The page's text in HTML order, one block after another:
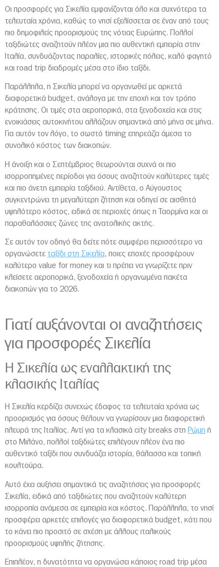
Οι προσφορές για Σικελία εμφανίζονται όλο και συχνότερα τα
τελευταία χρόνια, καθώς το νησί εξελίσσεται σε έναν από τους
πιο δημοφιλείς προορισμούς της νότιας Ευρώπης. Πολλοί
ταξιδιώτες αναζητούν πλέον μια πιο αυθεντική εμπειρία στην
Ιταλία, συνδυάζοντας παραλίες, ιστορικές πόλεις, καλό φαγητό
και road trip διαδρομές μέσα στο ίδιο ταξίδι.
Παράλληλα, η Σικελία μπορεί να οργανωθεί με αρκετά
διαφορετικά budget, ανάλογα με την εποχή και τον τρόπο
κράτησης. Οι τιμές στα αεροπορικά, στα ξενοδοχεία και στις
ενοικιάσεις αυτοκινήτου αλλάζουν σημαντικά από μήνα σε μήνα.
Για αυτόν τον λόγο, το σωστό timing επηρεάζει άμεσα το
συνολικό κόστος των διακοπών.
Η άνοιξη και ο Σεπτέμβριος θεωρούνται συχνά οι πιο
ισορροπημένες περίοδοι για όσους αναζητούν καλύτερες τιμές
και πιο άνετη εμπειρία ταξιδιού. Αντίθετα, ο Αύγουστος
συγκεντρώνει τη μεγαλύτερη ζήτηση και οδηγεί σε αισθητά
υψηλότερο κόστος, ειδικά σε περιοχές όπως η Ταορμίνα και οι
παραθαλάσσιες ζώνες της ανατολικής ακτής.
Σε αυτόν τον οδηγό θα δείτε πότε συμφέρει περισσότερο να
οργανώσετε ταξίδι στη Σικελία, ποιες εποχές προσφέρουν
καλύτερο value for money και τι πρέπει να γνωρίζετε πριν
κλείσετε αεροπορικά, ξενοδοχεία ή οργανωμένα πακέτα
διακοπών για το 2026.
Γιατί αυξάνονται οι αναζητήσεις
για προσφορές Σικελία
Η Σικελία ως εναλλακτική της
κλασικής Ιταλίας
Η Σικελία κερδίζει συνεχώς έδαφος τα τελευταία χρόνια ως
προορισμός για όσους θέλουν να γνωρίσουν μια διαφορετική
πλευρά της Ιταλίας. Αντί για τα κλασικά city breaks στη Ρώμη ή
στο Μιλάνο, πολλοί ταξιδιώτες επιλέγουν πλέον ένα πιο
αυθεντικό ταξίδι που συνδυάζει ιστορία, θάλασσα και τοπική
κουλτούρα.
Αυτό έχει αυξήσει σημαντικά τις αναζητήσεις για προσφορές
Σικελία, ειδικά από ταξιδιώτες που αναζητούν καλύτερη
ισορροπία ανάμεσα σε εμπειρία και κόστος. Παράλληλα, το νησί
προσφέρει αρκετές επιλογές για διαφορετικά budget, κάτι που
το κάνει πιο προσιτό σε σχέση με άλλους ιταλικούς
προορισμούς υψηλής ζήτησης.
Επιπλέον, η δυνατότητα να οργανώσει κάποιος road trip μέσα